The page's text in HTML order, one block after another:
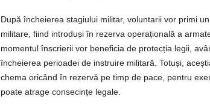
După încheierea stagiului militar, voluntarii vor primi
militare, fiind introduși în rezerva operațională a
momentul înscrierii vor beneficia de protecția legii,
încheierea perioadei de instruire militară. Totuși,
chema oricând în rezervă pe timp de pace, pentru
poate atrage consecințe legale.